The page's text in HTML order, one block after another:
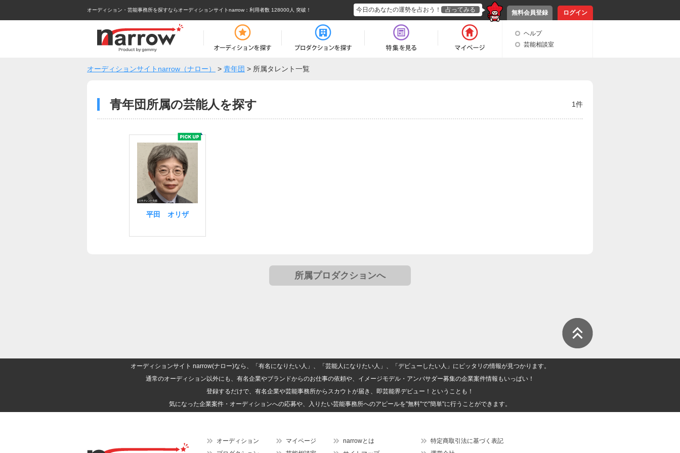
オーディション・芸能事務所を探すならオーディションサイトnarrow ：利用者数 128000人 突破！ 無料会員登録 ログイン
今日のあなたの運勢を占おう！ 占ってみる
ヘルプ
芸能相談室
オーディションサイトnarrow（ナロー） > 青年団 > 所属タレント一覧
青年団所属の芸能人を探す 1件
平田 オリザ
所属プロダクションへ
オーディションサイト narrow(ナロー)なら、「有名になりたい人」、「芸能人になりたい人」、「デビューしたい人」にピッタリの情報が見つかります。
通常のオーディション以外にも、有名企業やブランドからのお仕事の依頼や、イメージモデル・アンバサダー募集の企業案件情報もいっぱい！
登録するだけで、有名企業や芸能事務所からスカウトが届き、即芸能界デビュー！ということも！
気になった企業案件・オーディションへの応募や、入りたい芸能事務所へのアピールを"無料"で"簡単"に行うことができます。
オーディション
マイページ
narrowとは
特定商取引法に基づく表記